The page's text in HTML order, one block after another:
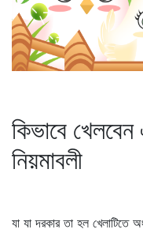
কিভাবে
নিয়মাবলী
যা যা দরকার তা হল খেলাটিতে